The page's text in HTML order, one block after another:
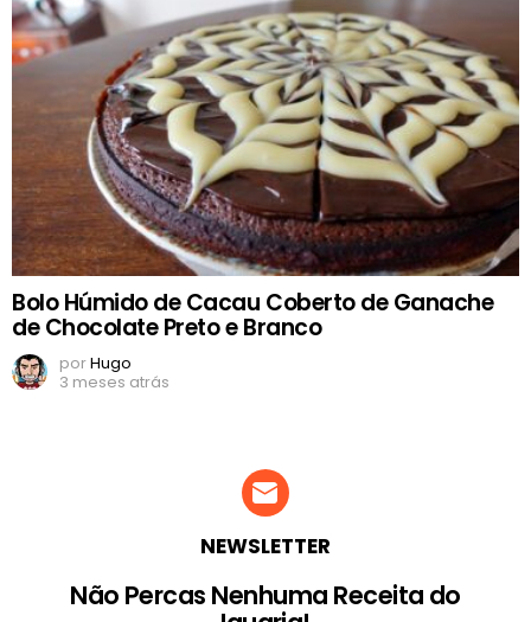
Bolo Húmido de Cacau Coberto de Ganache
de Chocolate Preto e Branco
porHugo
3 meses atrás
NEWSLETTER
Não Percas Nenhuma Receita do